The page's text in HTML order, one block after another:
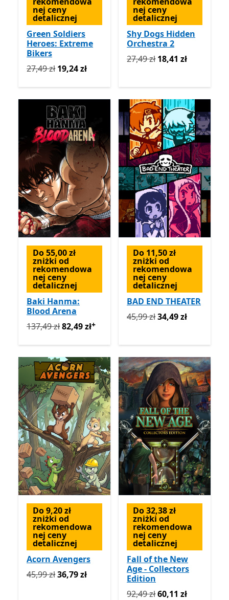
nej ceny
detalicznej
Green Soldiers
Heroes: Extreme
Bikers
Pierwotnie 27,49 zł teraz 19,24 zł
27,49 zł 19,24 zł
nej ceny
detalicznej
Shy Dogs Hidden
Orchestra 2
Pierwotnie 27,49 zł teraz
27,49 zł 18,41 zł
Do 55,00 zł
zniżki od
rekomendowa
nej ceny
detalicznej
Baki Hanma:
Blood Arena
Pierwotnie 137,49 zł teraz 82,49 zł
137,49 zł82,49 zł+
Do 11,50 zł
zniżki od
rekomendowa
nej ceny
detalicznej
BAD END THEATER
Pierwotnie 45,99 zł teraz
45,99 zł34,49 zł
Do 9,20 zł
zniżki od
rekomendowa
nej ceny
detalicznej
Acorn Avengers
Pierwotnie 45,99 zł teraz 36,79 zł
45,99 zł36,79 zł
Do 32,38 zł
zniżki od
rekomendowa
nej ceny
detalicznej
Fall of the New
Age - Collectors
Edition
Pierwotnie 92,49 zł teraz
92,49 zł60,11 zł